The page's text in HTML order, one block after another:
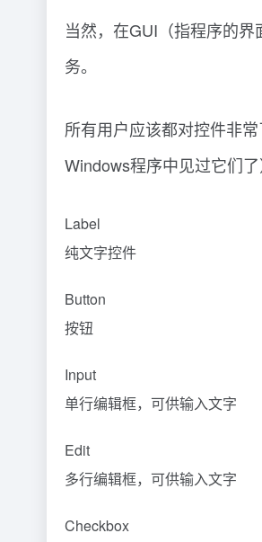
当然，在GUI（指程序的
务。
所有用户应该都对控件非
Windows程序中见过它们了
Label
纯文字控件
Button
按钮
Input
单行编辑框，可供输入文字
Edit
多行编辑框，可供输入文字
Checkbox